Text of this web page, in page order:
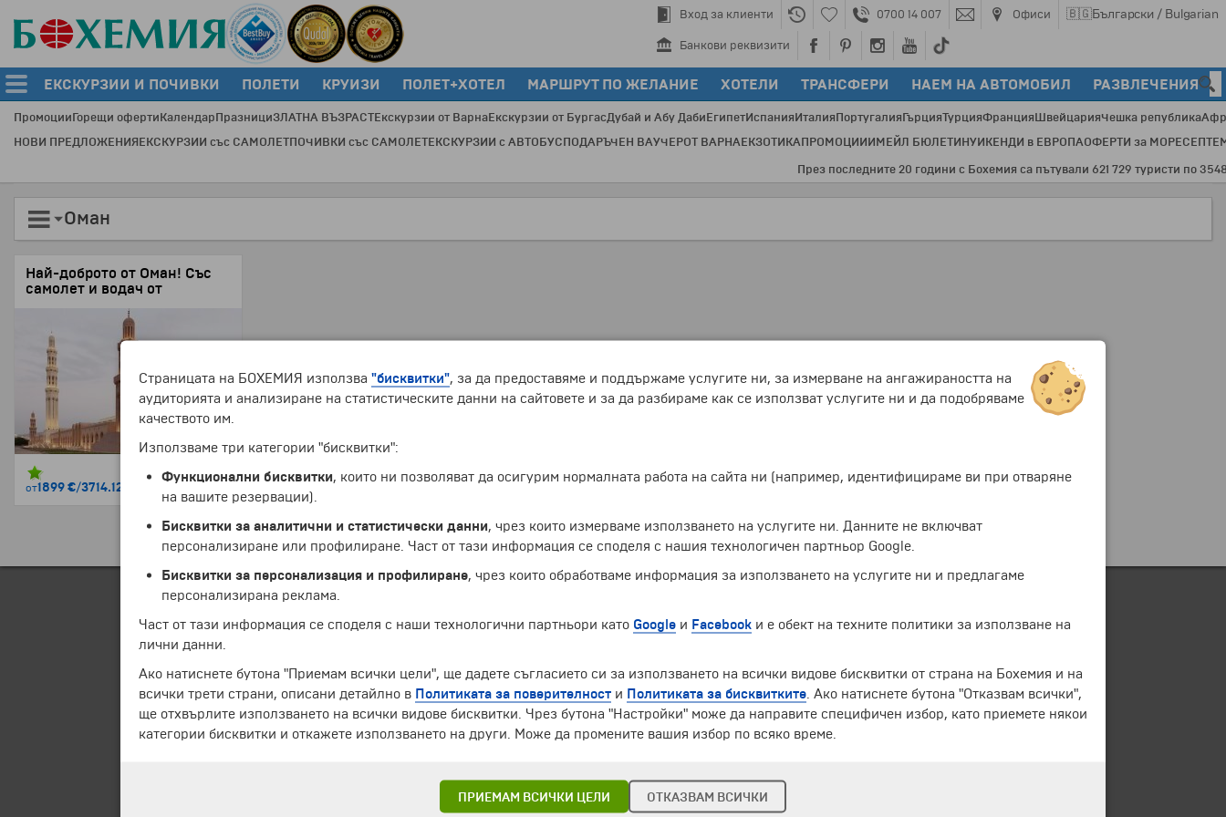
Вход за клиенти 0700 14 007 Офиси 🇧🇬Български / Bulgarian
Банкови реквизити
ЕКСКУРЗИИ И ПОЧИВКИ ПОЛЕТИ КРУИЗИ ПОЛЕТ+ХОТЕЛ МАРШРУТ ПО ЖЕЛАНИЕ ХОТЕЛИ ТРАНСФЕРИ НАЕМ НА АВТОМОБИЛ РАЗВЛЕЧЕНИЯ
ПромоцииГорещи офертиКалендарПразнициЗЛАТНА ВЪЗРАСТЕкскурзии от ВарнаЕкскурзии от БургасДубай и Абу ДабиЕгипетИспанияИталияПортугалияГърцияТурцияФранцияШвейцарияЧешка република
НОВИ ПРЕДЛОЖЕНИЯЕКСКУРЗИИ със САМОЛЕТПОЧИВКИ със САМОЛЕТЕКСКУРЗИИ с АВТОБУСПОДАРЪЧЕН ВАУЧЕРОТ ВАРНАЕКЗОТИКАПРОМОЦИИИМЕЙЛ БЮЛЕТИНУИКЕНДИ в ЕВРОПАОФЕРТИ за МОРЕ
През последните 20 години с Бохемия са пътували 621 729 туристи по 3548
Оман
Най-доброто от Оман! Със
самолет и водач от
Туристическа програма с
включени закуски и вечери!
от1899 €/3714.12 лв. 9 дни
Страницата на БОХЕМИЯ използва "бисквитки", за да предоставяме и поддържаме услугите ни, за измерване на ангажираността на
аудиторията и анализиране на статистическите данни на сайтовете и за да разбираме как се използват услугите ни и да подобряваме
качеството им.
Използваме три категории "бисквитки":
Функционални бисквитки, които ни позволяват да осигурим нормалната работа на сайта ни (например, идентифицираме ви при отваряне
на вашите резервации).
Бисквитки за аналитични и статистически данни, чрез които измерваме използването на услугите ни. Данните не включват
персонализиране или профилиране. Част от тази информация се споделя с нашия технологичен партньор Google.
Бисквитки за персонализация и профилиране, чрез които обработваме информация за използването на услугите ни и предлагаме
персонализирана реклама.
Част от тази информация се споделя с наши технологични партньори като Google и Facebook и е обект на техните политики за използване на
лични данни.
Ако натиснете бутона "Приемам всички цели", ще дадете съгласието си за използването на всички видове бисквитки от страна на Бохемия и на
всички трети страни, описани детайлно в Политиката за поверителност и Политиката за бисквитките . Ако натиснете бутона "Отказвам всички",
ще отхвърлите използването на всички видове бисквитки. Чрез бутона "Настройки" може да направите специфичен избор, като приемете някои
категории бисквитки и откажете използването на други. Може да промените вашия избор по всяко време.
ПРИЕМАМ ВСИЧКИ ЦЕЛИ ОТКАЗВАМ ВСИЧКИ